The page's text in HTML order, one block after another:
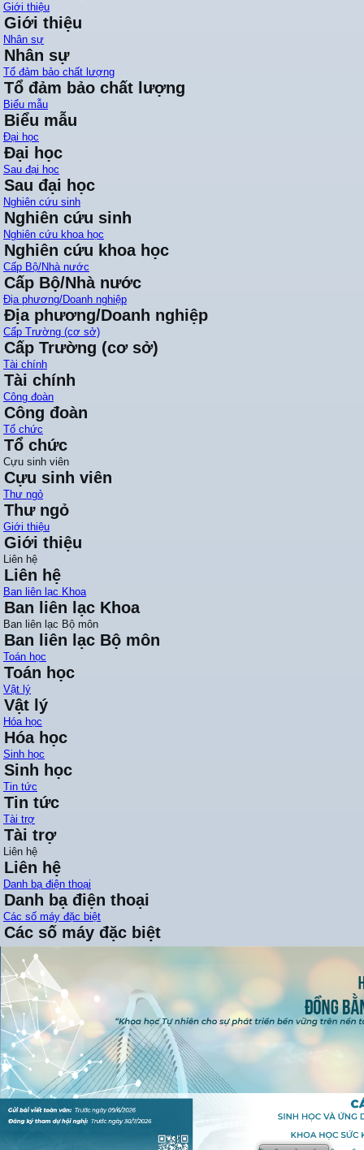
Giới thiệu
Giới thiệu
Nhân sự
Nhân sự
Tổ đảm bảo chất lượng
Tổ đảm bảo chất lượng
Biểu mẫu
Biểu mẫu
Đại học
Đại học
Sau đại học
Sau đại học
Nghiên cứu sinh
Nghiên cứu sinh
Nghiên cứu khoa học
Nghiên cứu khoa học
Cấp Bộ/Nhà nước
Cấp Bộ/Nhà nước
Địa phương/Doanh nghiệp
Địa phương/Doanh nghiệp
Cấp Trường (cơ sở)
Cấp Trường (cơ sở)
Tài chính
Tài chính
Công đoàn
Công đoàn
Tổ chức
Tổ chức
Cựu sinh viên
Cựu sinh viên
Thư ngỏ
Thư ngỏ
Giới thiệu
Giới thiệu
Liên hệ
Liên hệ
Ban liên lạc Khoa
Ban liên lạc Khoa
Ban liên lạc Bộ môn
Ban liên lạc Bộ môn
Toán học
Toán học
Vật lý
Vật lý
Hóa học
Hóa học
Sinh học
Sinh học
Tin tức
Tin tức
Tài trợ
Tài trợ
Liên hệ
Liên hệ
Danh bạ điện thoại
Danh bạ điện thoại
Các số máy đặc biệt
Các số máy đặc biệt